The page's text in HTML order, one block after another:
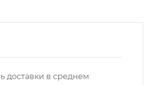
доставки в среднем